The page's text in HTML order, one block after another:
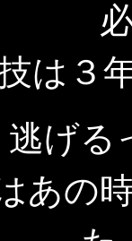
技は３
逃げる
あの